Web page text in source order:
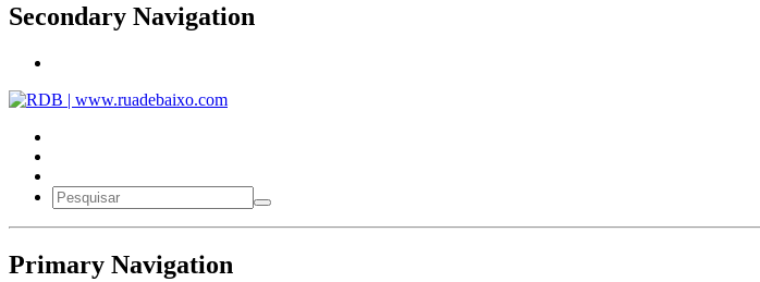
Secondary Navigation
Primary Navigation